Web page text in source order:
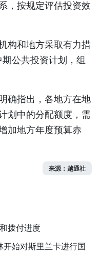
，按规定评估投资效
构和地方采取有力措
公共投资计划，组
确指出，各地方在地
划中的分配额度，需
加地方年度预算赤
来源：越通社
拨付进度
始对斯里兰卡进行国